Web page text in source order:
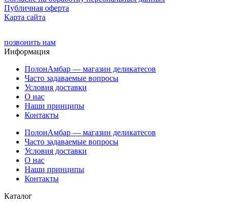
Публичная оферта
Карта сайта
позвонить нам
Информация
ПолонАмбар — магазин деликатесов
Часто задаваемые вопросы
Условия доставки
О нас
Наши принципы
Контакты
ПолонАмбар — магазин деликатесов
Часто задаваемые вопросы
Условия доставки
О нас
Наши принципы
Контакты
Каталог